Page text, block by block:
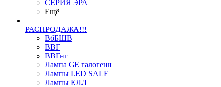
СЕРИЯ ЭРА
Ещё
РАСПРОДАЖА!!!
ВбБШВ
ВВГ
ВВГнг
Лампа GE галогенн
Лампы LED SALE
Лампы КЛЛ